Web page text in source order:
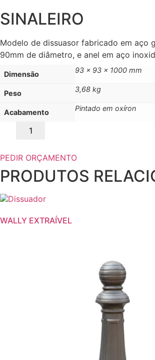
SINALEIRO
Modelo de dissuasor fabricado em aço
90mm de diâmetro, e anel em aço
Dimensão 93 x 93 x 1000 mm
Peso 3,68 kg
Acabamento Pintado em oxíron
Quantidade
PEDIR ORÇAMENTO
PRODUTOS
WALLY EXTRAÍVEL